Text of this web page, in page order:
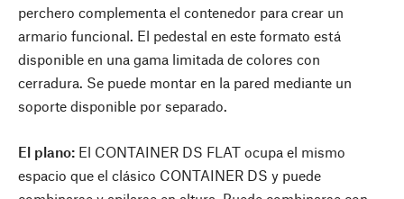
perchero complementa el contenedor para crear un
armario funcional. El pedestal en este formato está
disponible en una gama limitada de colores con
cerradura. Se puede montar en la pared mediante un
soporte disponible por separado.
El plano: El CONTAINER DS FLAT ocupa el mismo
espacio que el clásico CONTAINER DS y puede